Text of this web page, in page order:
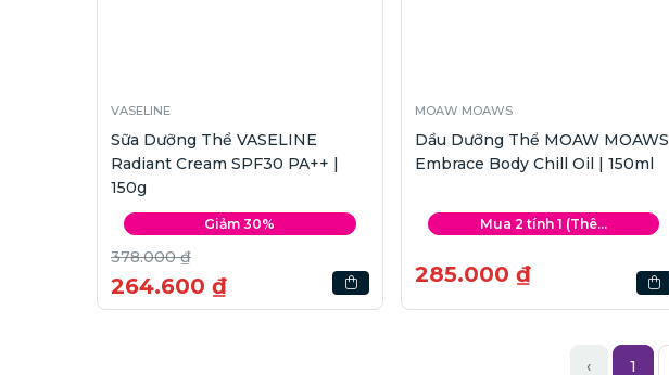
VASELINE
Sữa Dưỡng Thể VASELINE
Radiant Cream SPF30 PA++ |
150g
Giảm 30%
378.000 ₫
264.600 ₫
MOAW MOAWS
Dầu Dưỡng Thể MOAW MOAWS
Embrace Body Chill Oil | 150ml
Mua 2 tính 1 (Thê...
285.000 ₫
‹ 1